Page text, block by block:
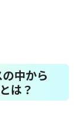
中から
は？